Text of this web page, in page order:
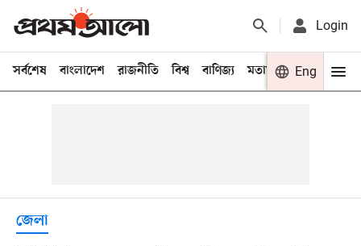
Login
সর্বশেষ বাংলাদেশ রাজনীতি বিশ্ব বাণিজ্য মতামত খেলা
Eng
জেলা